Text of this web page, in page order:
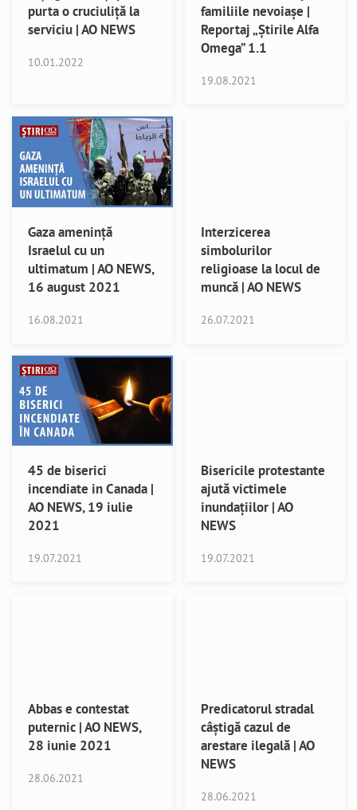
purta o cruciuliță la
serviciu | AO NEWS
10.01.2022
familiile nevoiașe |
Reportaj „Știrile Alfa
Omega” 1.1
19.08.2021
Gaza amenință
Israelul cu un
ultimatum | AO NEWS,
16 august 2021
16.08.2021
Interzicerea
simbolurilor
religioase la locul de
muncă | AO NEWS
26.07.2021
45 de biserici
incendiate in Canada |
AO NEWS, 19 iulie
2021
19.07.2021
Bisericile protestante
ajută victimele
inundațiilor | AO
NEWS
19.07.2021
Abbas e contestat
puternic | AO NEWS,
28 iunie 2021
28.06.2021
Predicatorul stradal
câștigă cazul de
arestare ilegală | AO
NEWS
28.06.2021